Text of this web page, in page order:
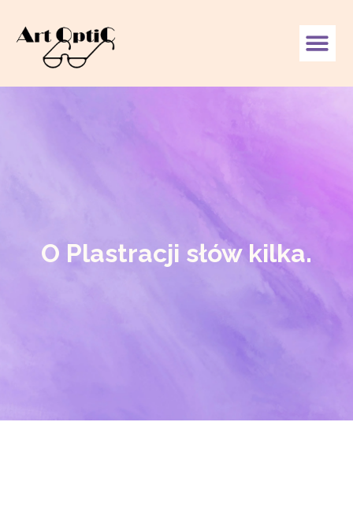
O Plastracji słów kilka.